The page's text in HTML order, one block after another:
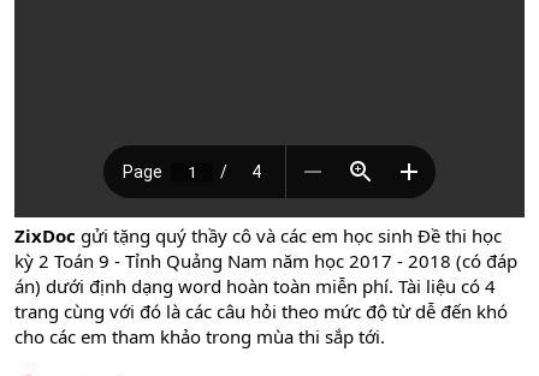
ZixDoc gửi tặng quý thầy cô và các em học sinh Đề thi học
kỳ 2 Toán 9 - Tỉnh Quảng Nam năm học 2017 - 2018 (có đáp
án) dưới định dạng word hoàn toàn miễn phí. Tài liệu có 4
trang cùng với đó là các câu hỏi theo mức độ từ dễ đến khó
cho các em tham khảo trong mùa thi sắp tới.